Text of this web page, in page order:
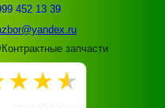
452 13 39
запчасти